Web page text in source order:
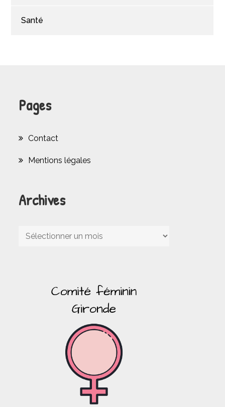
Santé
Pages
Contact
Mentions légales
Archives
Archives